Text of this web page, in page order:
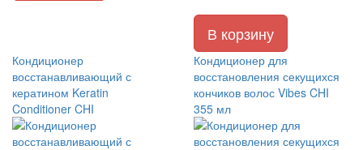
В корзину
Кондиционер
восстанавливающий с
кератином Keratin
Conditioner CHI
Кондиционер для
восстановления секущихся
кончиков волос Vibes CHI
355 мл